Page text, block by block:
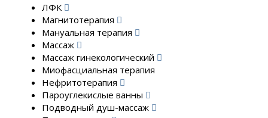
ЛФК
Магнитотерапия
Мануальная терапия
Массаж
Массаж гинекологический
Миофасциальная терапия
Нефритотерапия
Пароуглекислые ванны
Подводный душ-массаж